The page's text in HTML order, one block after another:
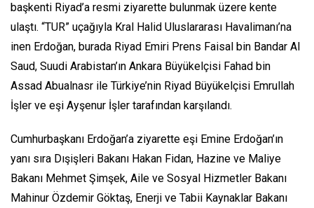
başkenti Riyad’a resmi ziyarette bulunmak üzere kente
ulaştı. “TUR” uçağıyla Kral Halid Uluslararası Havalimanı’na
inen Erdoğan, burada Riyad Emiri Prens Faisal bin Bandar Al
Saud, Suudi Arabistan’ın Ankara Büyükelçisi Fahad bin
Assad Abualnasr ile Türkiye’nin Riyad Büyükelçisi Emrullah
İşler ve eşi Ayşenur İşler tarafından karşılandı.
Cumhurbaşkanı Erdoğan’a ziyarette eşi Emine Erdoğan’ın
yanı sıra Dışişleri Bakanı Hakan Fidan, Hazine ve Maliye
Bakanı Mehmet Şimşek, Aile ve Sosyal Hizmetler Bakanı
Mahinur Özdemir Göktaş, Enerji ve Tabii Kaynaklar Bakanı